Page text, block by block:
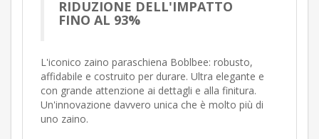
RIDUZIONE DELL'IMPATTO
FINO AL 93%
L'iconico zaino paraschiena Boblbee: robusto,
affidabile e costruito per durare. Ultra elegante e
con grande attenzione ai dettagli e alla finitura.
Un'innovazione davvero unica che è molto più di
uno zaino.